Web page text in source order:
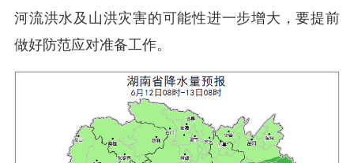
河流洪水及山洪灾害的可能性进一步增大，要提前
做好防范应对准备工作。